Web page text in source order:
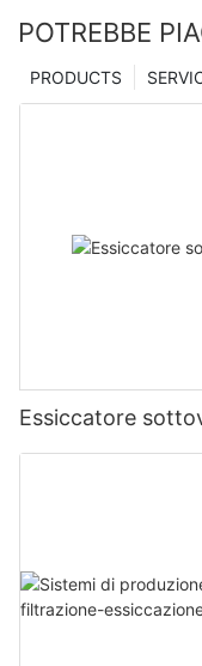
POTREBBE
PRODUCTS
Essiccatore